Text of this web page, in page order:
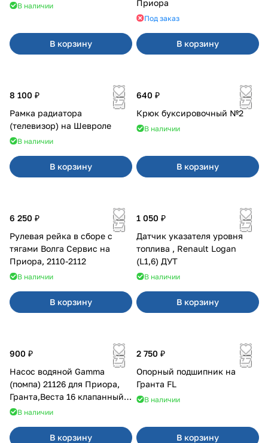
В наличии
В корзину
Приора
Под заказ
В корзину
8 100 ₽
Рамка радиатора
(телевизор) на Шевроле
В наличии
В корзину
640 ₽
Крюк буксировочный №2
В наличии
В корзину
6 250 ₽
Рулевая рейка в сборе с
тягами Волга Сервис на
Приора, 2110-2112
В наличии
В корзину
1 050 ₽
Датчик указателя уровня
топлива , Renault Logan
(L1,6) ДУТ
В наличии
В корзину
900 ₽
Насос водяной Gamma
(помпа) 21126 для Приора,
Гранта,Веста 16 клапанный
двигатель.
В наличии
В корзину
2 750 ₽
Опорный подшипник на
Гранта FL
В наличии
В корзину